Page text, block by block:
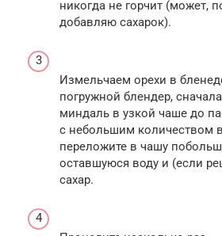
никогда не горчит (может,
добавляю сахарок).
Измельчаем орехи в
погружной блендер,
миндаль в узкой чаше до
с небольшим количеством
переложите в чашу
оставшуюся воду и (если
сахар.